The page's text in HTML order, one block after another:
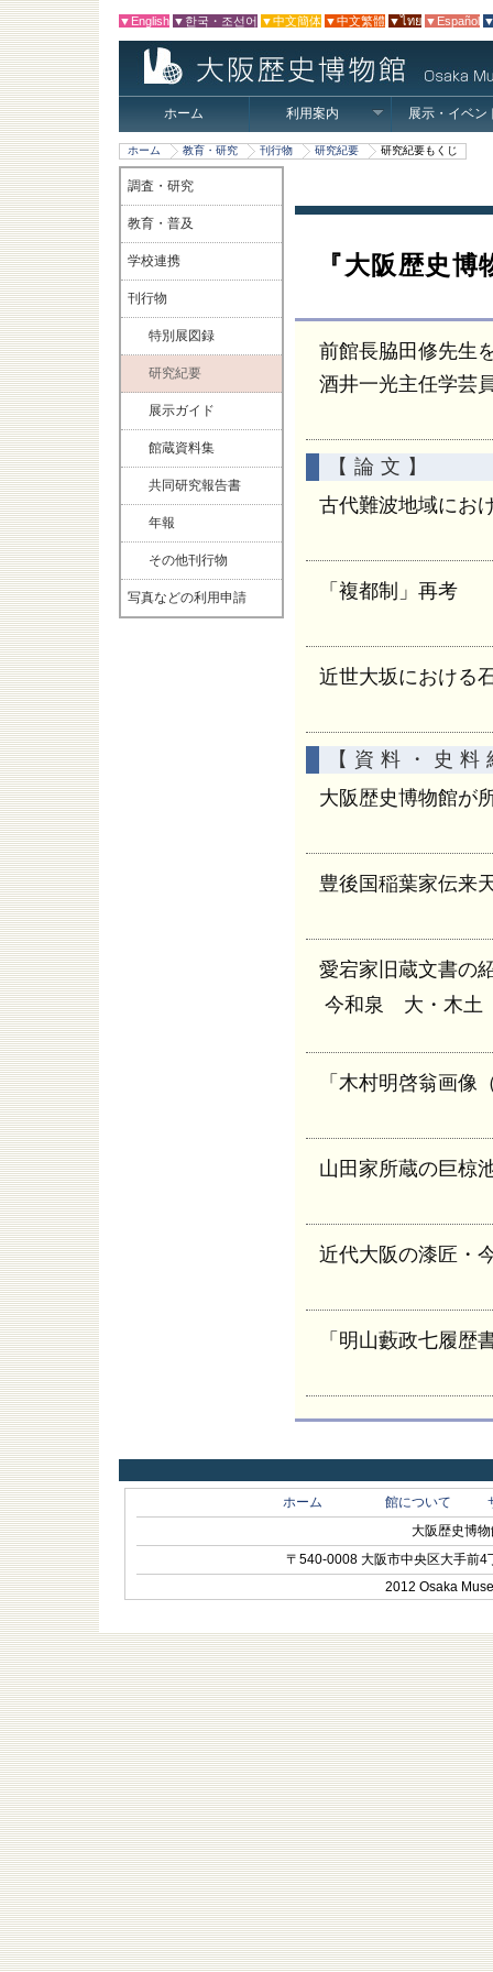
▼English ▼한국・조선어 ▼中文簡体 ▼中文繁體 ▼ไทย ▼Español
ホーム 利用案内 展示・イベン
ホーム 教育・研究 刊行物 研究紀要 研究紀要もくじ
調査・研究
教育・普及
学校連携
刊行物
特別展図録
研究紀要
展示ガイド
館蔵資料集
共同研究報告書
年報
その他刊行物
写真などの利用申請
『大阪歴史
前館長脇田修先生
酒井一光主任学芸
【論文】
古代難波地域にお
「複都制」再考
近世大坂における
【資料・史
大阪歴史博物館が
豊後国稲葉家伝来
愛宕家旧蔵文書の
今和泉 大・木
「木村明啓翁画
山田家所蔵の巨椋
近代大阪の漆匠・
「明山藪政七履歴
ホーム 館について
大阪歴史博
〒540-0008 大阪市中央区大手
2012 Osaka